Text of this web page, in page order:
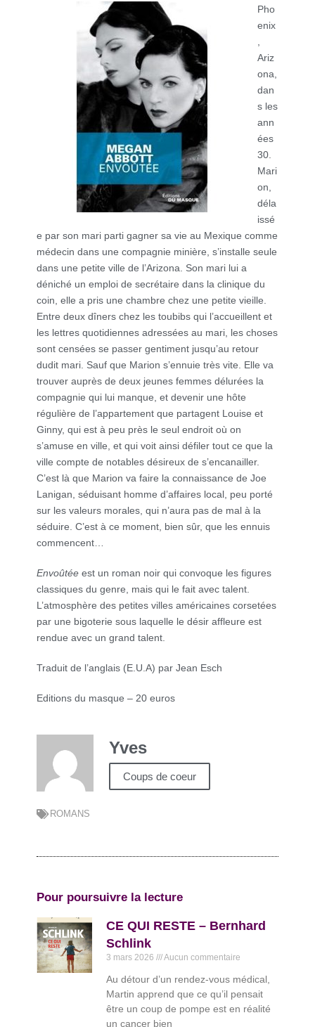
Pho
enix
,
Ariz
ona,
dan
s les
ann
ées
30.
Mari
on,
déla
issé
e par son mari parti gagner sa vie au Mexique comme
médecin dans une compagnie minière, s’installe seule
dans une petite ville de l’Arizona. Son mari lui a
déniché un emploi de secrétaire dans la clinique du
coin, elle a pris une chambre chez une petite vieille.
Entre deux dîners chez les toubibs qui l’accueillent et
les lettres quotidiennes adressées au mari, les choses
sont censées se passer gentiment jusqu’au retour
dudit mari. Sauf que Marion s’ennuie très vite. Elle va
trouver auprès de deux jeunes femmes délurées la
compagnie qui lui manque, et devenir une hôte
régulière de l’appartement que partagent Louise et
Ginny, qui est à peu près le seul endroit où on
s’amuse en ville, et qui voit ainsi défiler tout ce que la
ville compte de notables désireux de s’encanailler.
C’est là que Marion va faire la connaissance de Joe
Lanigan, séduisant homme d’affaires local, peu porté
sur les valeurs morales, qui n’aura pas de mal à la
séduire. C’est à ce moment, bien sûr, que les ennuis
commencent…
Envoûtée est un roman noir qui convoque les figures
classiques du genre, mais qui le fait avec talent.
L’atmosphère des petites villes américaines corsetées
par une bigoterie sous laquelle le désir affleure est
rendue avec un grand talent.
Traduit de l’anglais (E.U.A) par Jean Esch
Editions du masque – 20 euros
Yves
Coups de coeur
ROMANS
Pour poursuivre la lecture
CE QUI RESTE – Bernhard
Schlink
3 mars 2026 Aucun commentaire
Au détour d’un rendez-vous médical,
Martin apprend que ce qu’il pensait
être un coup de pompe est en réalité
un cancer bien